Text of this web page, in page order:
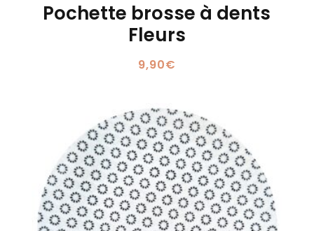
Pochette brosse à dents
Fleurs
9,90€